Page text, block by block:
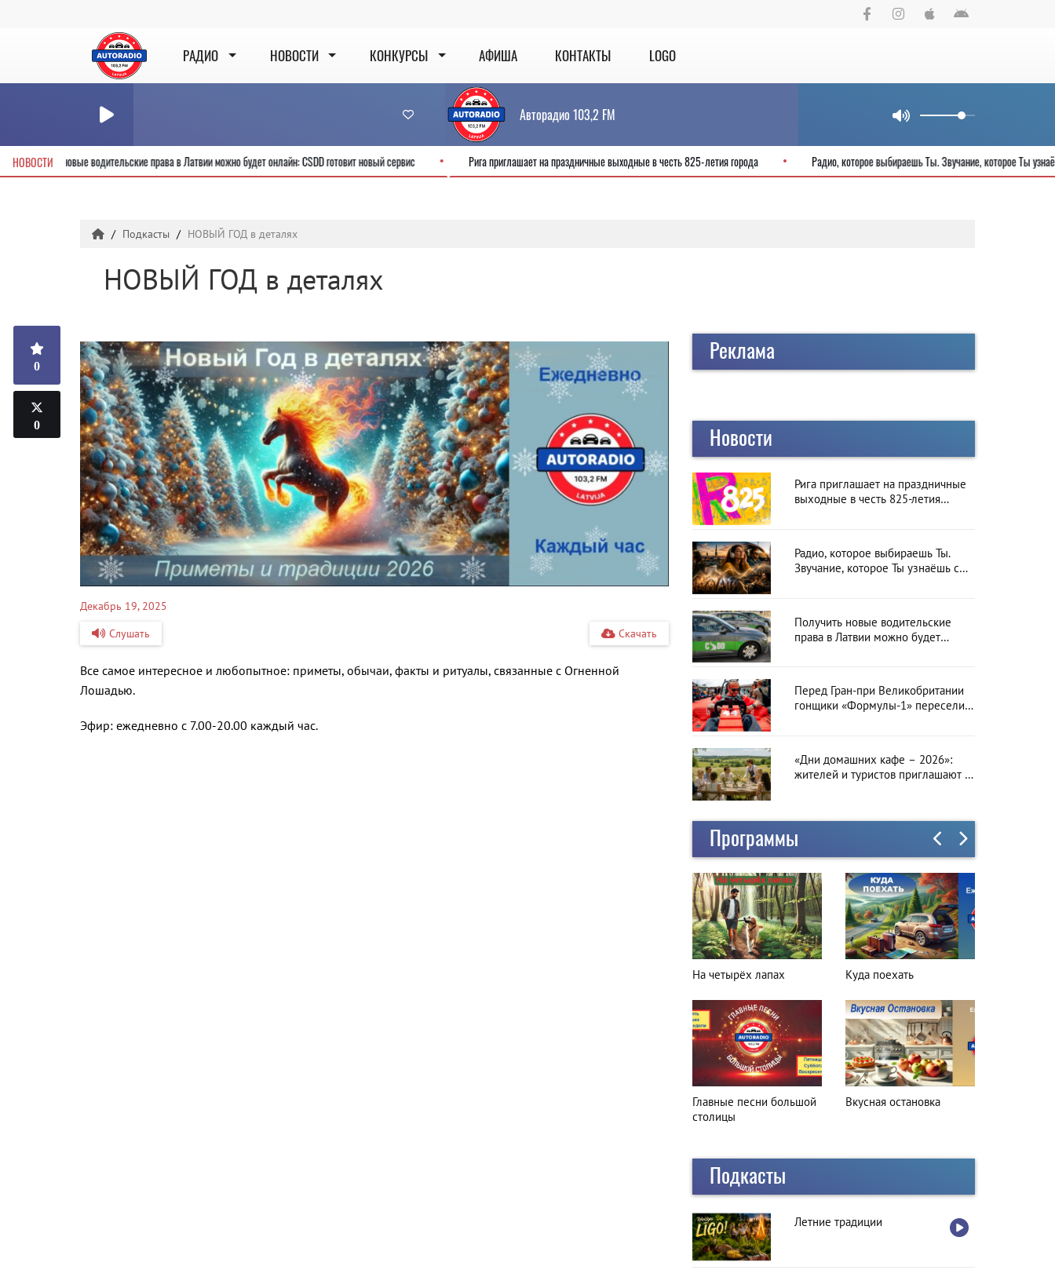
РАДИО НОВОСТИ КОНКУРСЫ АФИША КОНТАКТЫ LOGO
Авторадио 103,2 FM
НОВОСТИ Получить новые водительские права в Латвии можно будет онлайн: CSDD готовит новый сервис Рига приглашает на праздничные выходные в честь 825-летия города Радио, которое выбираешь Ты. Звучание,
Подкасты НОВЫЙ ГОД в деталях
НОВЫЙ ГОД в деталях
0
0
Декабрь 19, 2025
Слушать
Скачать
Все самое интересное и любопытное: приметы, обычаи, факты и ритуалы, связанные с Огненной
Лошадью.
Эфир: ежедневно с 7.00-20.00 каждый час.
Реклама
Новости
Рига приглашает на праздничные
выходные в честь 825-летия
Радио, которое выбираешь Ты.
Звучание, которое Ты узнаёшь с
Получить новые водительские
права в Латвии можно будет
Перед Гран-при Великобритании
гонщики «Формулы-1» пересели
«Дни домашних кафе – 2026»:
жителей и туристов приглашают в
Программы
На четырёх лапах
Главные песни большой
столицы
Куда поехать
Вкусная остановка
Подкасты
Летние традиции